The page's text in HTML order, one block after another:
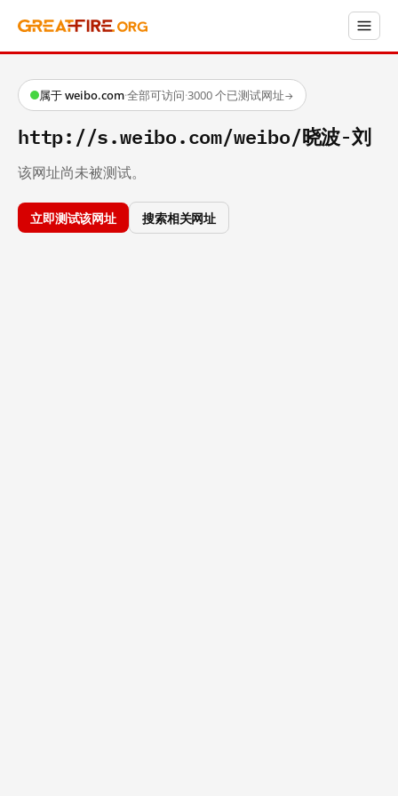
属于 weibo.com·全部可访问·3000 个已测试网址→
http://s.weibo.com/weibo/晓波-刘
该网址尚未被测试。
立即测试该网址 搜索相关网址